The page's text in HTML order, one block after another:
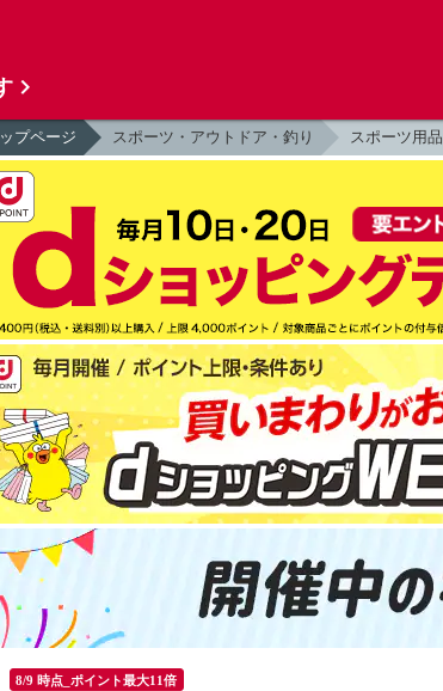
プページ スポーツ・アウトドア・釣り スポーツ用品
8/9 時点_ポイント最大11倍